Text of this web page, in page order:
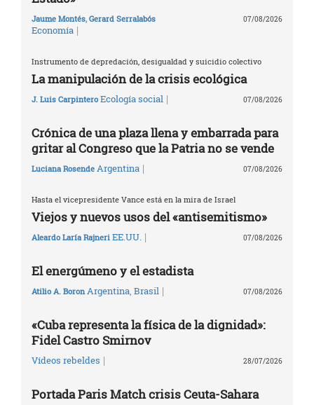
Jaume Montés, Gerard Serralabós
Economía |
07/08/2026
Instrumento de depredación, desigualdad y suicidio colectivo
La manipulación de la crisis ecológica
J. Luis Carpintero Ecología social | 07/08/2026
Crónica de una plaza llena y embarrada para
gritar al Congreso que la Patria no se vende
Luciana Rosende Argentina | 07/08/2026
Hasta el vicepresidente Vance está en la mira de Israel
Viejos y nuevos usos del «antisemitismo»
Aleardo Laría Rajneri EE.UU. | 07/08/2026
El energúmeno y el estadista
Atilio A. Boron Argentina, Brasil | 07/08/2026
«Cuba representa la física de la dignidad»:
Fidel Castro Smirnov
Vídeos rebeldes | 28/07/2026
Portada Paris Match crisis Ceuta-Sahara